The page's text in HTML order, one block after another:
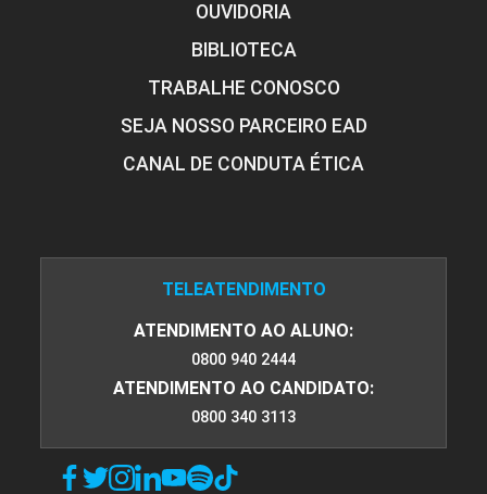
OUVIDORIA
BIBLIOTECA
TRABALHE CONOSCO
SEJA NOSSO PARCEIRO EAD
CANAL DE CONDUTA ÉTICA
TELEATENDIMENTO
ATENDIMENTO AO ALUNO:
0800 940 2444
ATENDIMENTO AO CANDIDATO:
0800 340 3113